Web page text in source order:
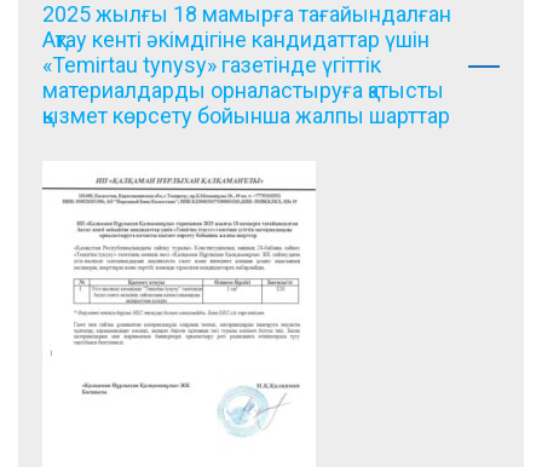
2025 жылғы 18 мамырға тағайындалған
Ақтау кенті әкімдігіне кандидаттар үшін
«Temirtau tynysy» газетінде үгіттік
материалдарды орналастыруға қатысты
қызмет көрсету бойынша жалпы шарттар